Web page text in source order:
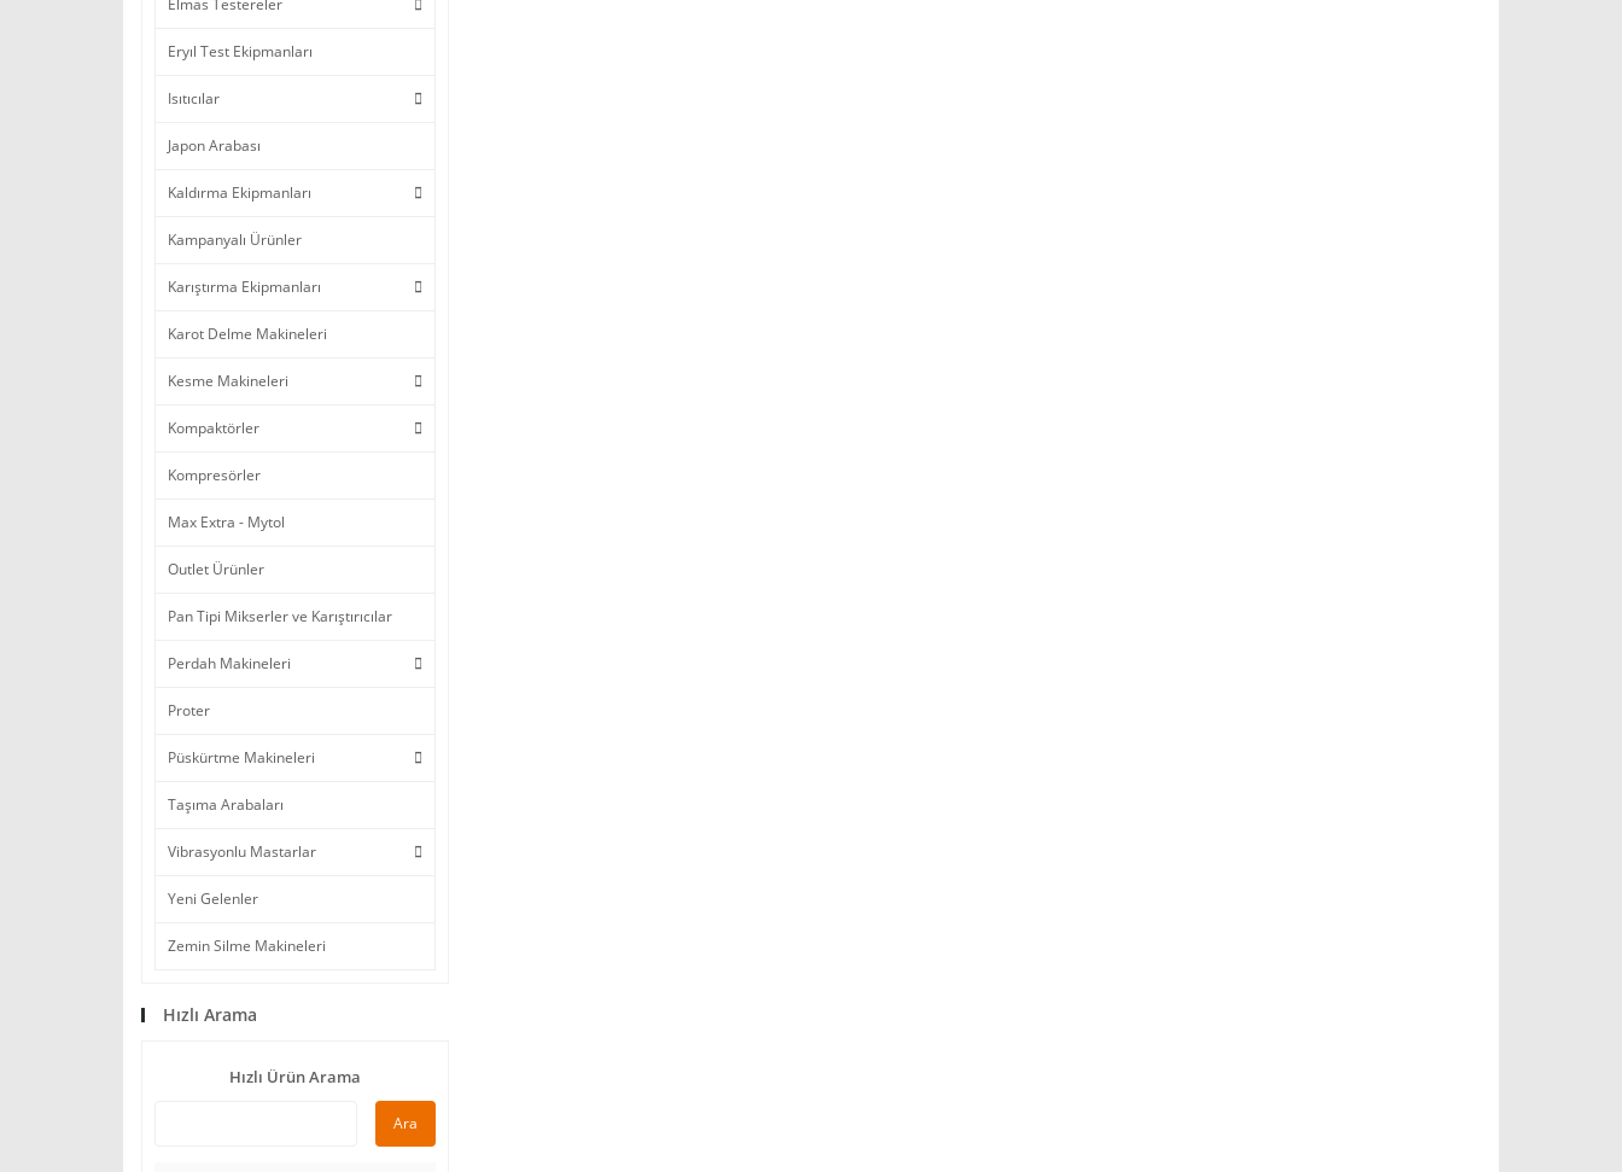
Elmas Testereler
Eryıl Test Ekipmanları
Isıtıcılar
Japon Arabası
Kaldırma Ekipmanları
Kampanyalı Ürünler
Karıştırma Ekipmanları
Karot Delme Makineleri
Kesme Makineleri
Kompaktörler
Kompresörler
Max Extra - Mytol
Outlet Ürünler
Pan Tipi Mikserler ve Karıştırıcılar
Perdah Makineleri
Proter
Püskürtme Makineleri
Taşıma Arabaları
Vibrasyonlu Mastarlar
Yeni Gelenler
Zemin Silme Makineleri
Hızlı Arama
Hızlı Ürün Arama
Ara